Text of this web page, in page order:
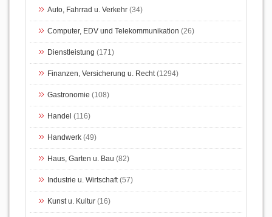
Auto, Fahrrad u. Verkehr (34)
Computer, EDV und Telekommunikation (26)
Dienstleistung (171)
Finanzen, Versicherung u. Recht(1294)
Gastronomie (108)
Handel (116)
Handwerk (49)
Haus, Garten u. Bau (82)
Industrie u. Wirtschaft(57)
Kunst u. Kultur (16)